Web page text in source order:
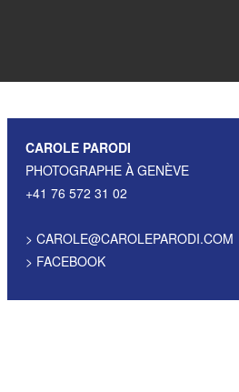
CAROLE PARODI
PHOTOGRAPHE À GENÈVE
+41 76 572 31 02
> CAROLE@CAROLEPARODI.COM
> FACEBOOK